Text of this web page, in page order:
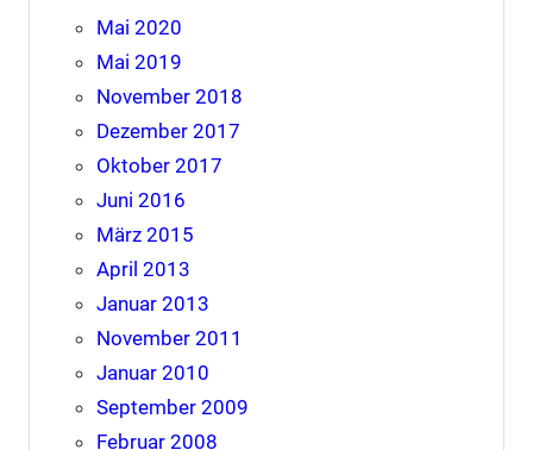
Mai 2020
Mai 2019
November 2018
Dezember 2017
Oktober 2017
Juni 2016
März 2015
April 2013
Januar 2013
November 2011
Januar 2010
September 2009
Februar 2008